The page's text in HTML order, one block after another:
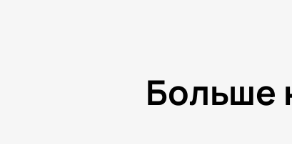
Больше